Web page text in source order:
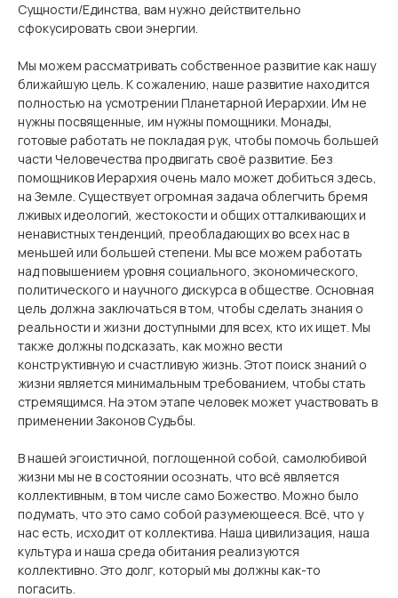
Сущности/Единства, вам нужно действительно
сфокусировать свои энергии.
Мы можем рассматривать собственное развитие как нашу
ближайшую цель. К сожалению, наше развитие находится
полностью на усмотрении Планетарной Иерархии. Им не
нужны посвященные, им нужны помощники. Монады,
готовые работать не покладая рук, чтобы помочь большей
части Человечества продвигать своё развитие. Без
помощников Иерархия очень мало может добиться здесь,
на Земле. Существует огромная задача облегчить бремя
лживых идеологий, жестокости и общих отталкивающих и
ненавистных тенденций, преобладающих во всех нас в
меньшей или большей степени. Мы все можем работать
над повышением уровня социального, экономического,
политического и научного дискурса в обществе. Основная
цель должна заключаться в том, чтобы сделать знания о
реальности и жизни доступными для всех, кто их ищет. Мы
также должны подсказать, как можно вести
конструктивную и счастливую жизнь. Этот поиск знаний о
жизни является минимальным требованием, чтобы стать
стремящимся. На этом этапе человек может участвовать в
применении Законов Судьбы.
В нашей эгоистичной, поглощенной собой, самолюбивой
жизни мы не в состоянии осознать, что всё является
коллективным, в том числе само Божество. Можно было
подумать, что это само собой разумеющееся. Всё, что у
нас есть, исходит от коллектива. Наша цивилизация, наша
культура и наша среда обитания реализуются
коллективно. Это долг, который мы должны как-то
погасить.